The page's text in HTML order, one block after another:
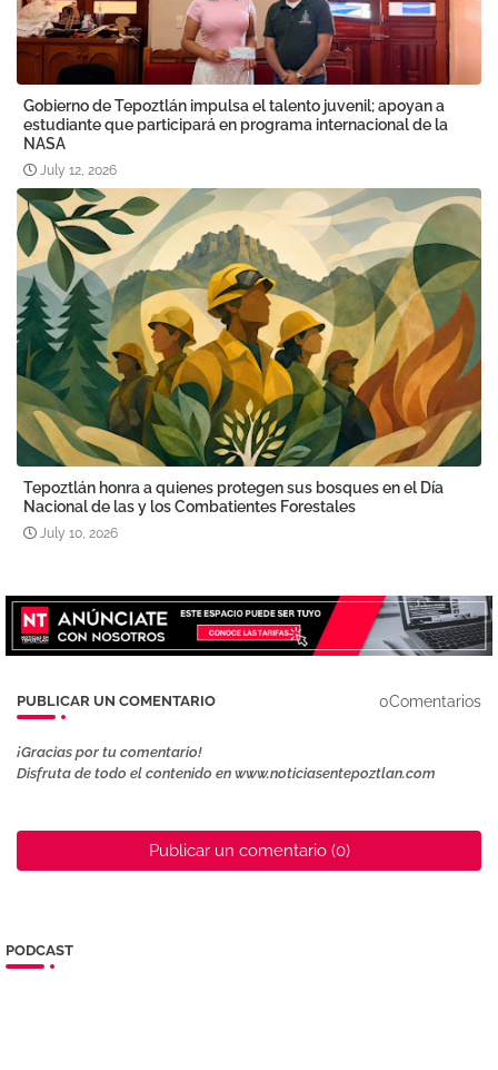
Gobierno de Tepoztlán impulsa el talento juvenil; apoyan a
estudiante que participará en programa internacional de la
NASA
July 12, 2026
Tepoztlán honra a quienes protegen sus bosques en el Día
Nacional de las y los Combatientes Forestales
July 10, 2026
PUBLICAR UN COMENTARIO 0Comentarios
¡Gracias por tu comentario!
Disfruta de todo el contenido en www.noticiasentepoztlan.com
Publicar un comentario (0)
PODCAST